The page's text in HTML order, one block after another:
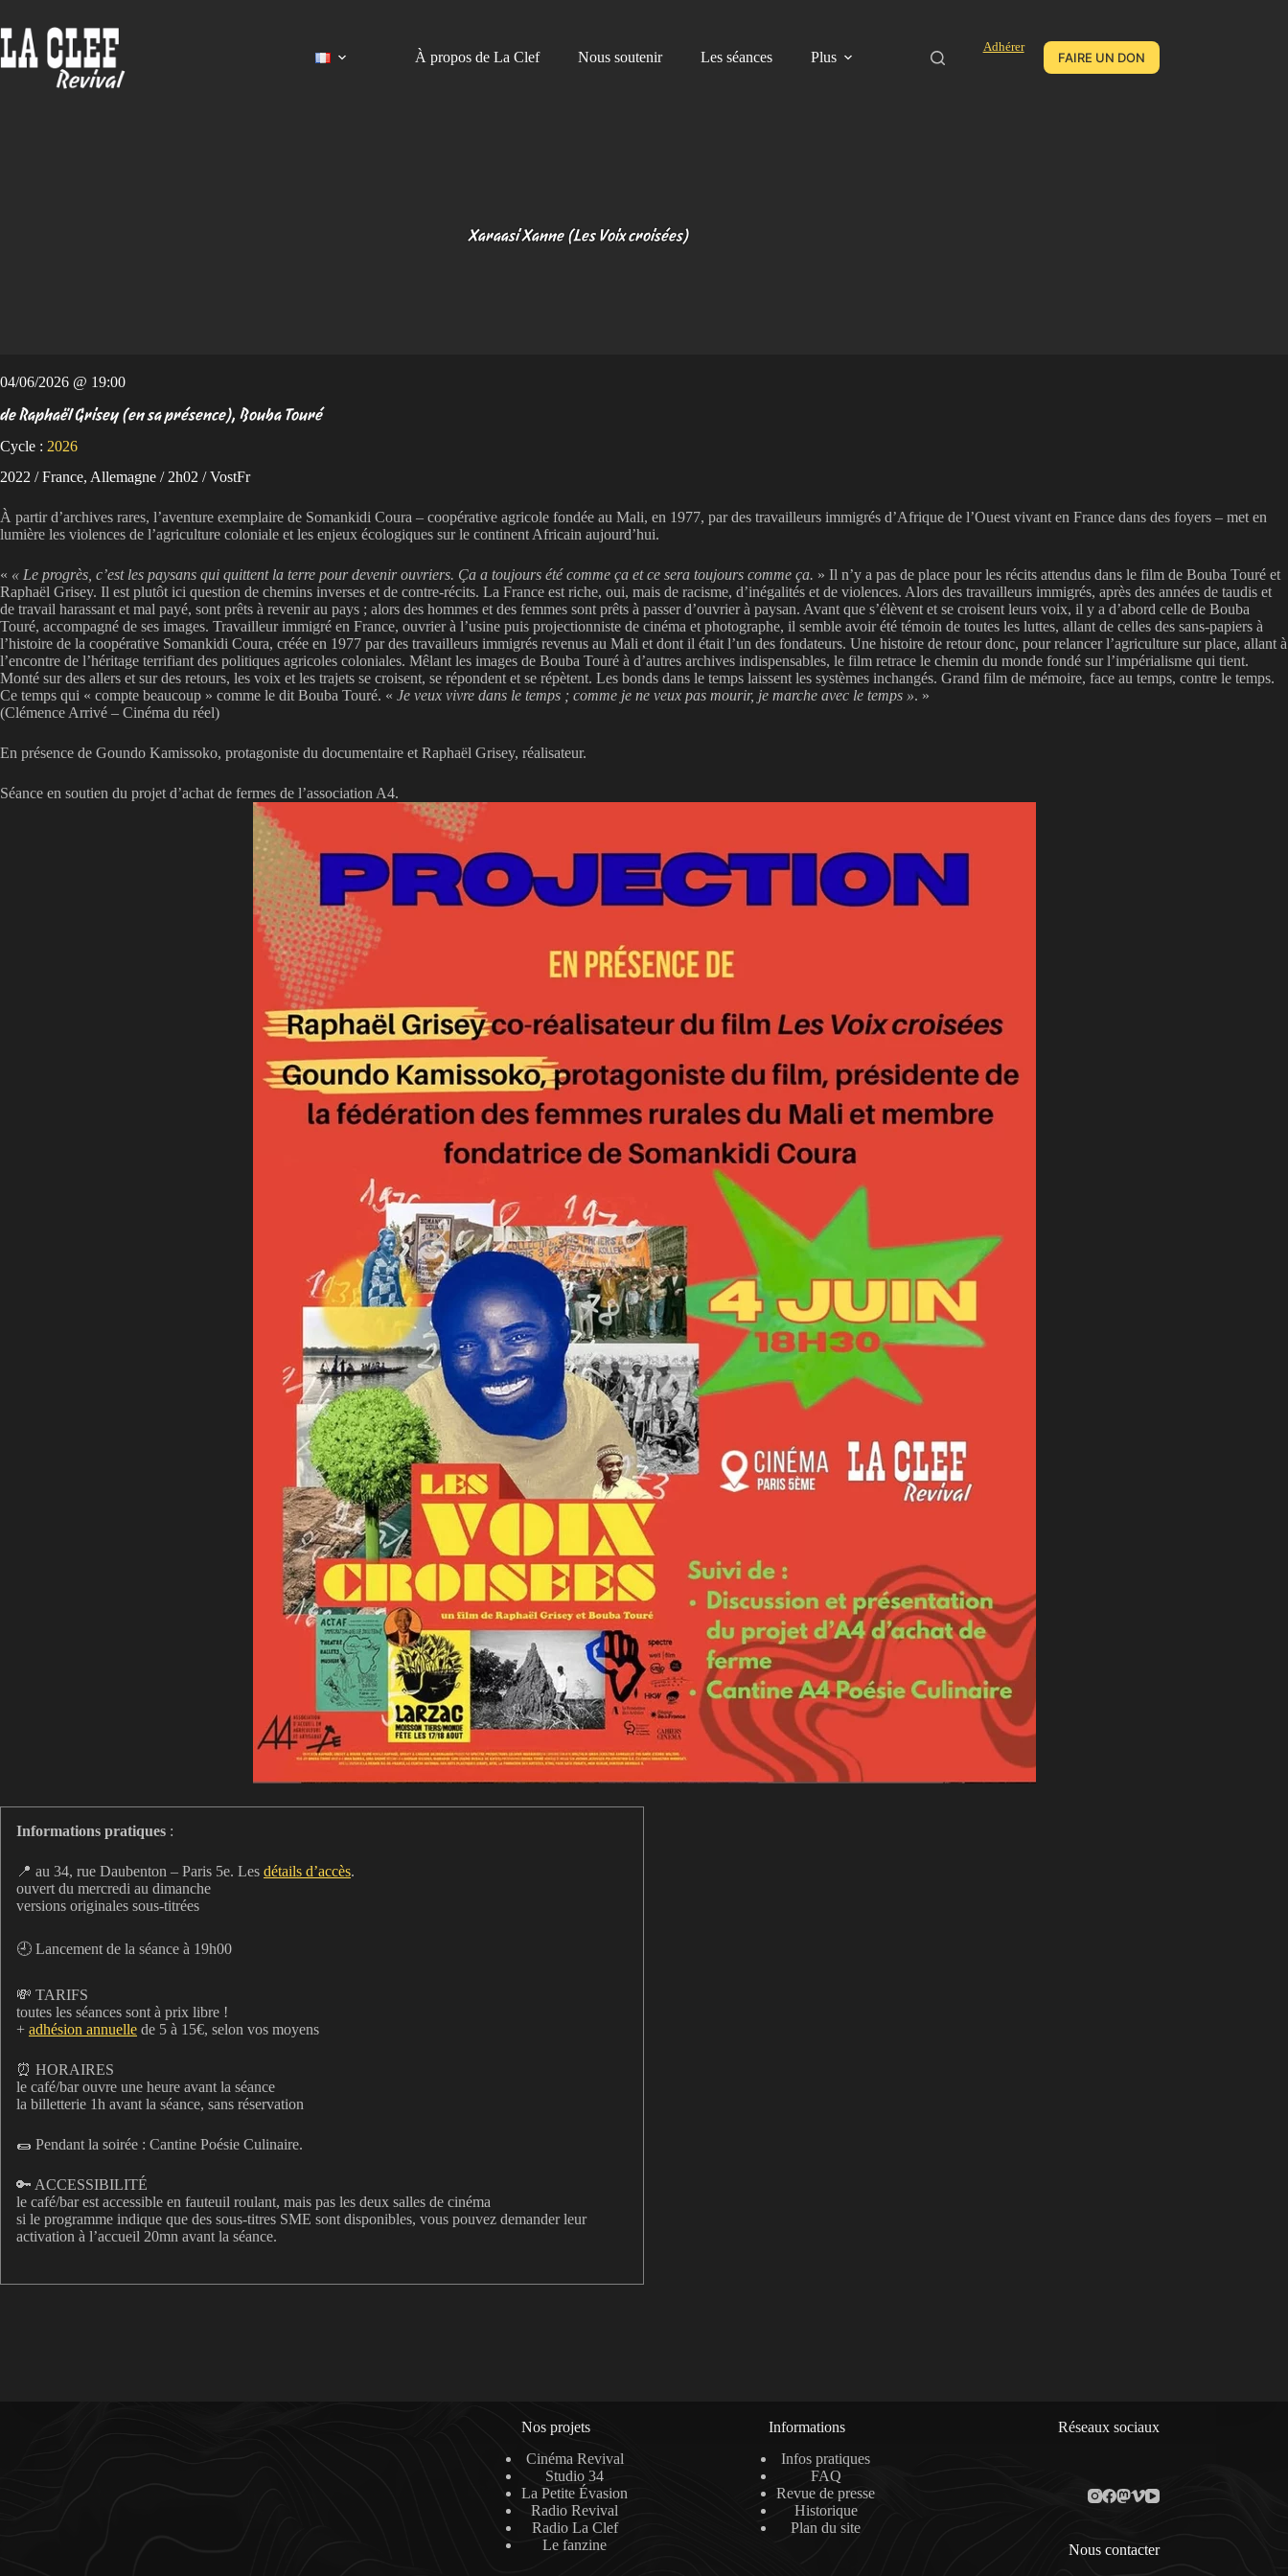
au
contenu
À propos de La Clef
Nous soutenir Les séances Plus
Adhérer
FAIRE UN DON
Xaraasi Xanne (Les Voix croisées)
04/06/2026 @ 19:00
de Raphaël Grisey (en sa présence), Bouba Touré
Cycle : 2026
2022 / France, Allemagne / 2h02 / VostFr
À partir d’archives rares, l’aventure exemplaire de Somankidi Coura – coopérative agricole fondée au Mali, en 1977, par des travailleurs immigrés d’Afrique de l’Ouest vivant en France dans des foyers – met en
lumière les violences de l’agriculture coloniale et les enjeux écologiques sur le continent Africain aujourd’hui.
« « Le progrès, c’est les paysans qui quittent la terre pour devenir ouvriers. Ça a toujours été comme ça et ce sera toujours comme ça. » Il n’y a pas de place pour les récits attendus dans le film de Bouba Touré et
Raphaël Grisey. Il est plutôt ici question de chemins inverses et de contre-récits. La France est riche, oui, mais de racisme, d’inégalités et de violences. Alors des travailleurs immigrés, après des années de taudis et
de travail harassant et mal payé, sont prêts à revenir au pays ; alors des hommes et des femmes sont prêts à passer d’ouvrier à paysan. Avant que s’élèvent et se croisent leurs voix, il y a d’abord celle de Bouba
Touré, accompagné de ses images. Travailleur immigré en France, ouvrier à l’usine puis projectionniste de cinéma et photographe, il semble avoir été témoin de toutes les luttes, allant de celles des sans-papiers à
l’histoire de la coopérative Somankidi Coura, créée en 1977 par des travailleurs immigrés revenus au Mali et dont il était l’un des fondateurs. Une histoire de retour donc, pour relancer l’agriculture sur place, allant à
l’encontre de l’héritage terrifiant des politiques agricoles coloniales. Mêlant les images de Bouba Touré à d’autres archives indispensables, le film retrace le chemin du monde fondé sur l’impérialisme qui tient.
Monté sur des allers et sur des retours, les voix et les trajets se croisent, se répondent et se répètent. Les bonds dans le temps laissent les systèmes inchangés. Grand film de mémoire, face au temps, contre le temps.
Ce temps qui « compte beaucoup » comme le dit Bouba Touré. « Je veux vivre dans le temps ; comme je ne veux pas mourir, je marche avec le temps ». »
(Clémence Arrivé – Cinéma du réel)
En présence de Goundo Kamissoko, protagoniste du documentaire et Raphaël Grisey, réalisateur.
Séance en soutien du projet d’achat de fermes de l’association A4.
Informations pratiques :
📍 au 34, rue Daubenton – Paris 5e. Les détails d’accès.
ouvert du mercredi au dimanche
versions originales sous-titrées
🕘 Lancement de la séance à 19h00
💸 TARIFS
toutes les séances sont à prix libre !
+ adhésion annuelle de 5 à 15€, selon vos moyens
⏰ HORAIRES
le café/bar ouvre une heure avant la séance
la billetterie 1h avant la séance, sans réservation
🌯 Pendant la soirée : Cantine Poésie Culinaire.
🔑 ACCESSIBILITÉ
le café/bar est accessible en fauteuil roulant, mais pas les deux salles de cinéma
si le programme indique que des sous-titres SME sont disponibles, vous pouvez demander leur
activation à l’accueil 20mn avant la séance.
Nos projets
Cinéma Revival
Studio 34
La Petite Évasion
Radio Revival
Radio La Clef
Le fanzine
Informations
Infos pratiques
FAQ
Revue de presse
Historique
Plan du site
Réseaux sociaux
Nous contacter